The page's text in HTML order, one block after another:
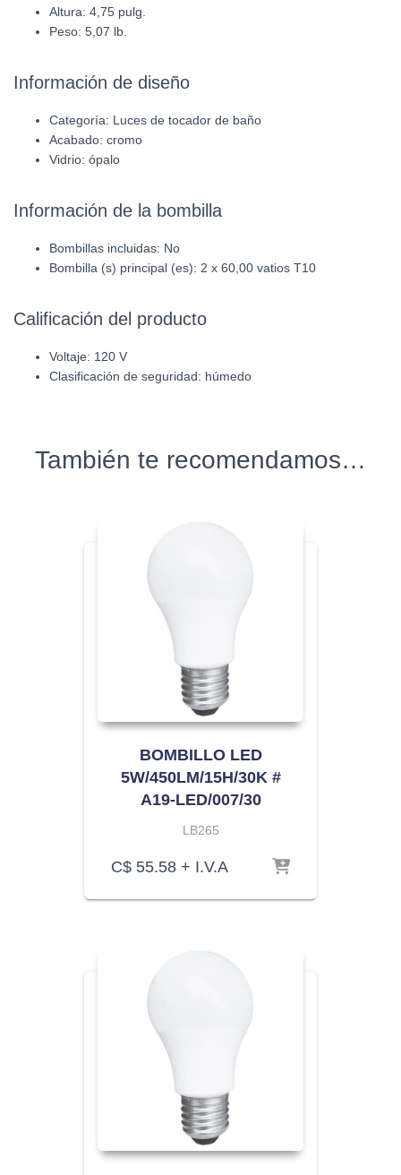
Altura: 4,75 pulg.
Peso: 5,07 lb.
Información de diseño
Categoría: Luces de tocador de baño
Acabado: cromo
Vidrio: ópalo
Información de la bombilla
Bombillas incluidas: No
Bombilla (s) principal (es): 2 x 60,00 vatios T10
Calificación del producto
Voltaje: 120 V
Clasificación de seguridad: húmedo
También te recomendamos…
BOMBILLO LED
5W/450LM/15H/30K #
A19-LED/007/30
LB265
C$ 55.58 + I.V.A